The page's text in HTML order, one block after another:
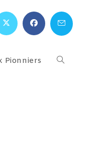
Pionniers Toggle